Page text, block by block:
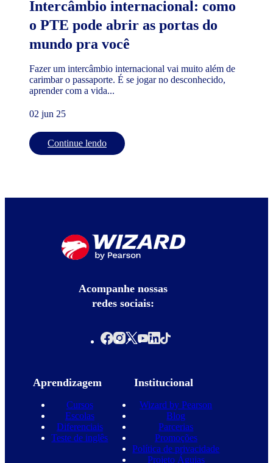
Intercâmbio internacional: como
o PTE pode abrir as portas do
mundo pra você
Fazer um intercâmbio internacional vai muito além de
carimbar o passaporte. É se jogar no desconhecido,
aprender com a vida...
02 jun 25
Continue lendo
Acompanhe nossas
redes sociais:
Aprendizagem
Cursos
Escolas
Diferenciais
Teste de inglês
Institucional
Wizard by Pearson
Blog
Parcerias
Promoções
Política de privacidade
Projeto Águias